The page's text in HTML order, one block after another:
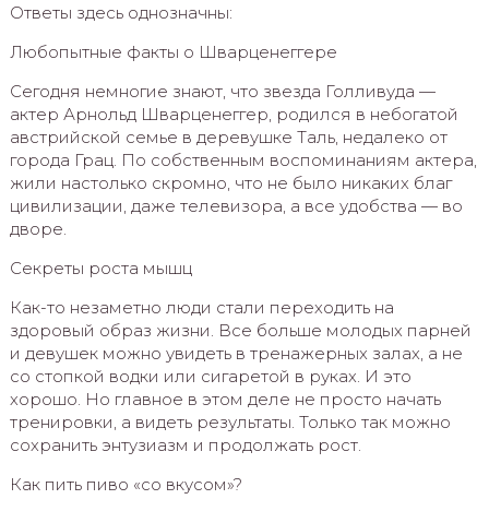
Ответы здесь однозначны:
Любопытные факты о Шварценеггере
Сегодня немногие знают, что звезда Голливуда —
актер Арнольд Шварценеггер, родился в небогатой
австрийской семье в деревушке Таль, недалеко от
города Грац. По собственным воспоминаниям актера,
жили настолько скромно, что не было никаких благ
цивилизации, даже телевизора, а все удобства — во
дворе.
Секреты роста мышц
Как-то незаметно люди стали переходить на
здоровый образ жизни. Все больше молодых парней
и девушек можно увидеть в тренажерных залах, а не
со стопкой водки или сигаретой в руках. И это
хорошо. Но главное в этом деле не просто начать
тренировки, а видеть результаты. Только так можно
сохранить энтузиазм и продолжать рост.
Как пить пиво «со вкусом»?